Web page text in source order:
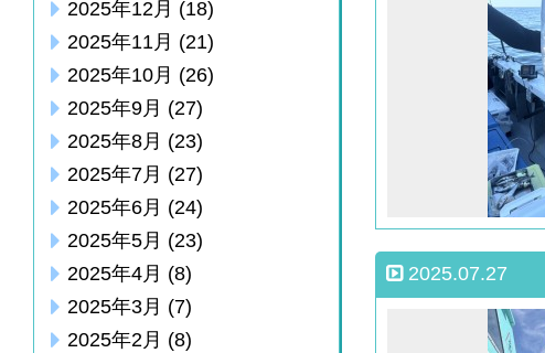
2025年12月 (18)
2025年11月 (21)
2025年10月 (26)
2025年9月 (27)
2025年8月 (23)
2025年7月 (27)
2025年6月 (24)
2025年5月 (23)
2025年4月 (8)
2025年3月 (7)
2025年2月 (8)
2025.07.27